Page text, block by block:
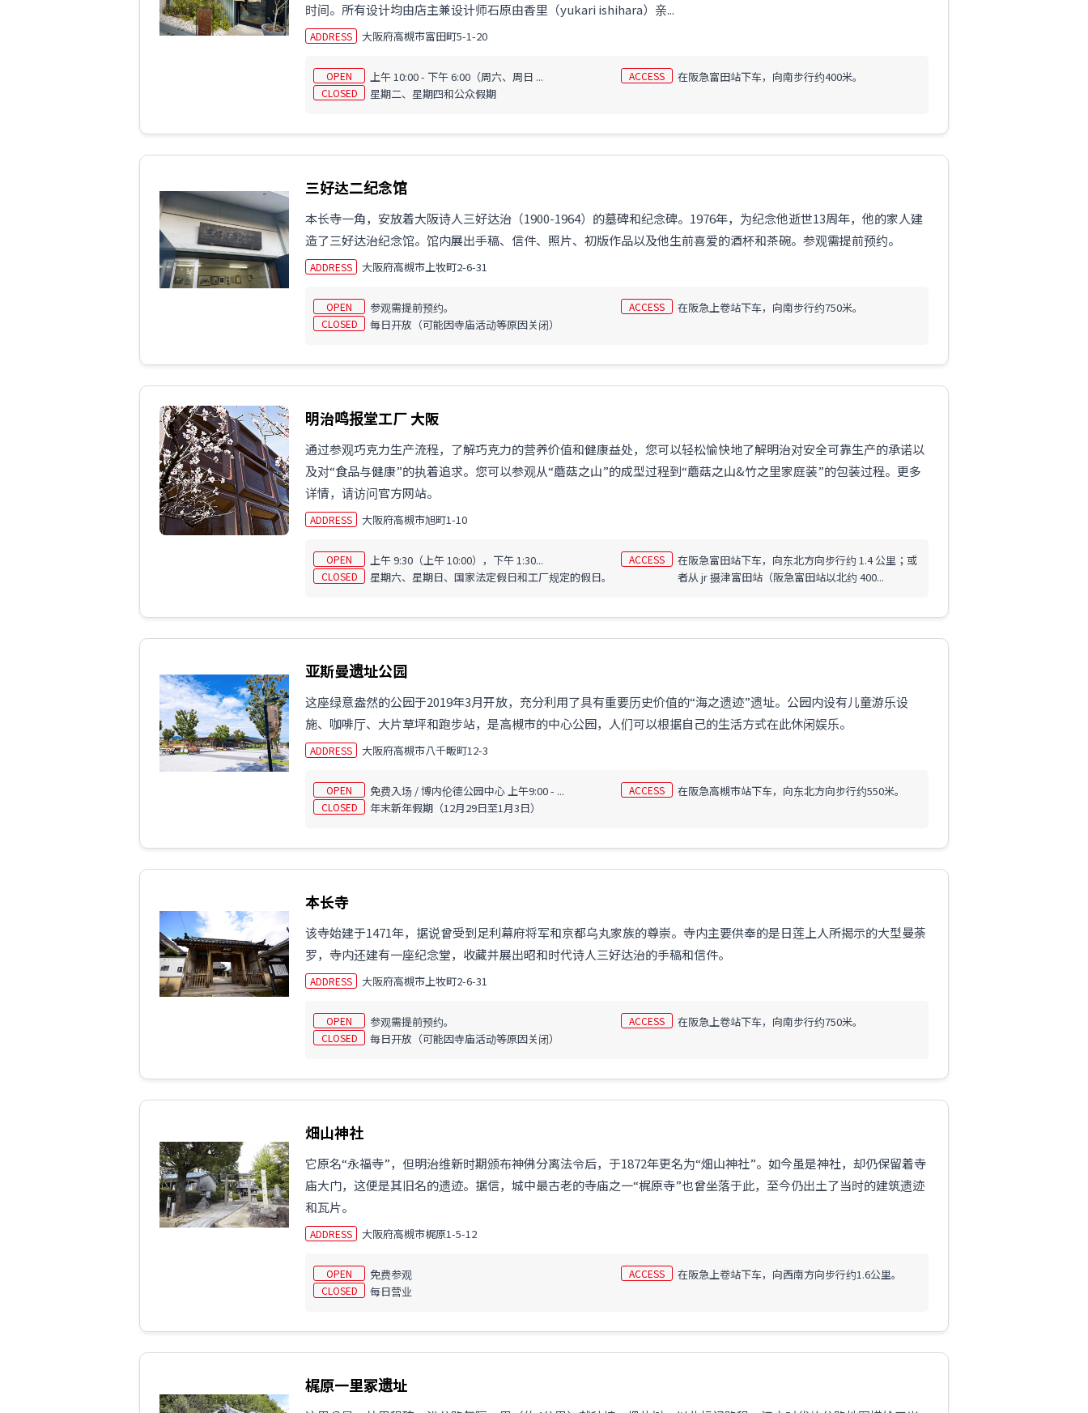
时间。所有设计均由店主兼设计师石原由香里（yukari ishihara）亲...
ADDRESS 大阪府高槻市富田町5-1-20
OPEN 上午 10:00 - 下午 6:00（周六、周日 ...
CLOSED 星期二、星期四和公众假期
ACCESS 在阪急富田站下车，向南步行约400米。
三好达二纪念馆
本长寺一角，安放着大阪诗人三好达治（1900-1964）的墓碑和纪念碑。1976年，为纪念他逝世13周年，他的家人建
造了三好达治纪念馆。馆内展出手稿、信件、照片、初版作品以及他生前喜爱的酒杯和茶碗。参观需提前预约。
ADDRESS 大阪府高槻市上牧町2-6-31
OPEN 参观需提前预约。
CLOSED 每日开放（可能因寺庙活动等原因关闭）
ACCESS 在阪急上卷站下车，向南步行约750米。
明治鸣报堂工厂 大阪
通过参观巧克力生产流程，了解巧克力的营养价值和健康益处，您可以轻松愉快地了解明治对安全可靠生产的承诺以
及对“食品与健康”的执着追求。您可以参观从“蘑菇之山”的成型过程到“蘑菇之山&竹之里家庭装”的包装过程。更多
详情，请访问官方网站。
ADDRESS 大阪府高槻市旭町1-10
OPEN 上午 9:30（上午 10:00），下午 1:30...
CLOSED 星期六、星期日、国家法定假日和工厂规定的假日。
ACCESS
在阪急富田站下车，向东北方向步行约 1.4 公里；或
者从 jr 摄津富田站（阪急富田站以北约 400...
亚斯曼遗址公园
这座绿意盎然的公园于2019年3月开放，充分利用了具有重要历史价值的“海之遗迹”遗址。公园内设有儿童游乐设
施、咖啡厅、大片草坪和跑步站，是高槻市的中心公园，人们可以根据自己的生活方式在此休闲娱乐。
ADDRESS 大阪府高槻市八千畈町12-3
OPEN 免费入场 / 博内伦德公园中心 上午9:00 - ...
CLOSED 年末新年假期（12月29日至1月3日）
ACCESS 在阪急高槻市站下车，向东北方向步行约550米。
本长寺
该寺始建于1471年，据说曾受到足利幕府将军和京都乌丸家族的尊崇。寺内主要供奉的是日莲上人所揭示的大型曼荼
罗，寺内还建有一座纪念堂，收藏并展出昭和时代诗人三好达治的手稿和信件。
ADDRESS 大阪府高槻市上牧町2-6-31
OPEN 参观需提前预约。
CLOSED 每日开放（可能因寺庙活动等原因关闭）
ACCESS 在阪急上卷站下车，向南步行约750米。
畑山神社
它原名“永福寺”，但明治维新时期颁布神佛分离法令后，于1872年更名为“畑山神社”。如今虽是神社，却仍保留着寺
庙大门，这便是其旧名的遗迹。据信，城中最古老的寺庙之一“梶原寺”也曾坐落于此，至今仍出土了当时的建筑遗迹
和瓦片。
ADDRESS 大阪府高槻市梶原1-5-12
OPEN 免费参观
CLOSED 每日营业
ACCESS 在阪急上卷站下车，向西南方向步行约1.6公里。
梶原一里冢遗址